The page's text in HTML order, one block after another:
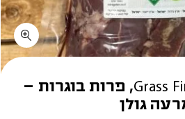
צלי כתף Grass Finished, פרות בוגרות –
גולן